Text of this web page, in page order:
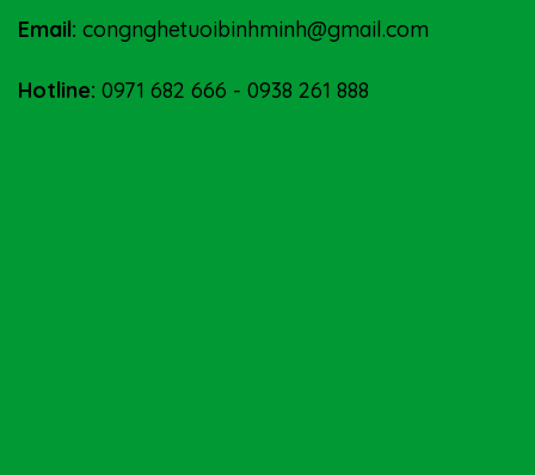
Email: congnghetuoibinhminh@gmail.com
Hotline: 0971 682 666 - 0938 261 888